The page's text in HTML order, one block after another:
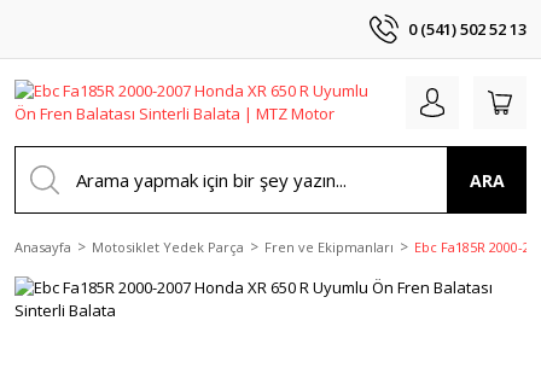
0 (541) 502 52 13
ARA
Anasayfa Motosiklet Yedek Parça Fren ve Ekipmanları Ebc Fa185R 2000-